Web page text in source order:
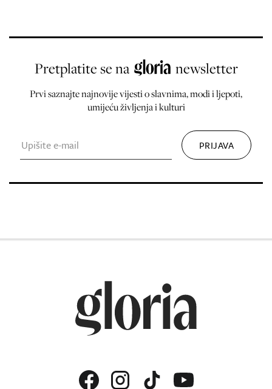
Pretplatite se na newsletter
Prvi saznajte najnovije vijesti o slavnima, modi i ljepoti,
umijeću življenja i kulturi